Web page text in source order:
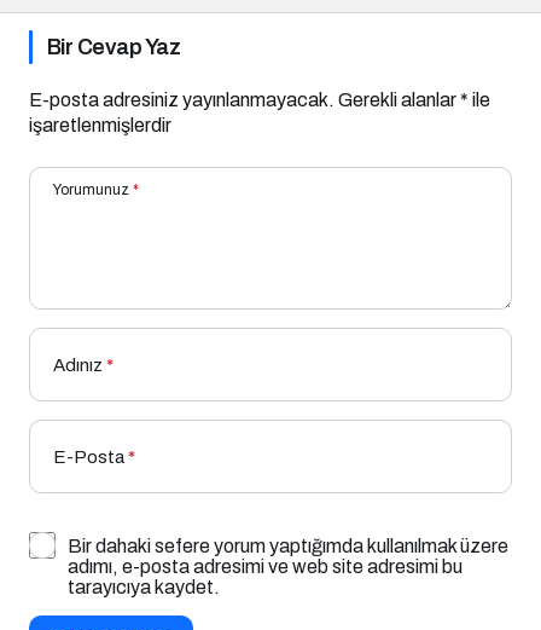
Bir Cevap Yaz
E-posta adresiniz yayınlanmayacak. Gerekli alanlar* ile
işaretlenmişlerdir
Yorumunuz *
Adınız *
E-Posta*
Bir dahaki sefere yorum yaptığımda kullanılmak üzere
adımı, e-posta adresimi ve web site adresimi bu
tarayıcıya kaydet.